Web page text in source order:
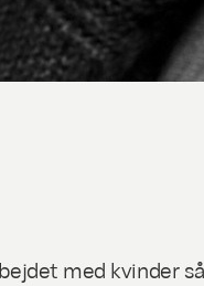
med kvinder